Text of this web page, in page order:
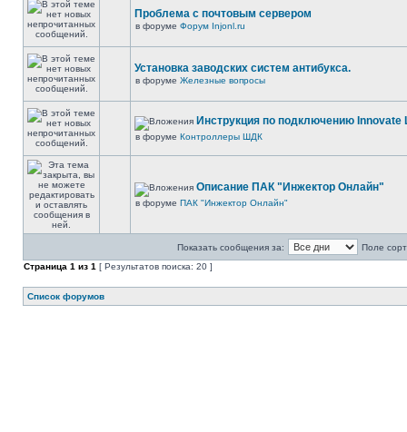
Проблема с почтовым сервером
в форуме Форум Injonl.ru
Установка заводских систем антибукса.
в форуме Железные вопросы
Инструкция по подключению Innovate
в форуме Контроллеры ШДК
Описание ПАК "Инжектор Онлайн"
в форуме ПАК "Инжектор Онлайн"
Показать сообщения за:
Поле
Страница 1 из 1 [ Результатов поиска: 20 ]
Список форумов